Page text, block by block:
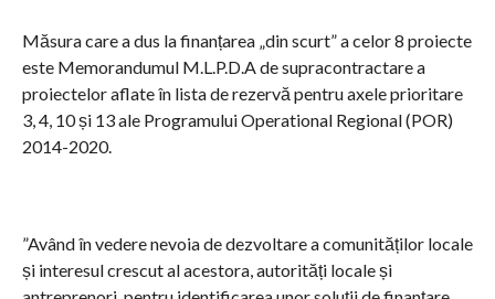
Măsura care a dus la finanțarea „din scurt” a celor 8 proiecte
este Memorandumul M.L.P.D.A de supracontractare a
proiectelor aflate în lista de rezervă pentru axele prioritare
3, 4, 10 și 13 ale Programului Operational Regional (POR)
2014-2020.
”Având în vedere nevoia de dezvoltare a comunităților locale
și interesul crescut al acestora, autorități locale și